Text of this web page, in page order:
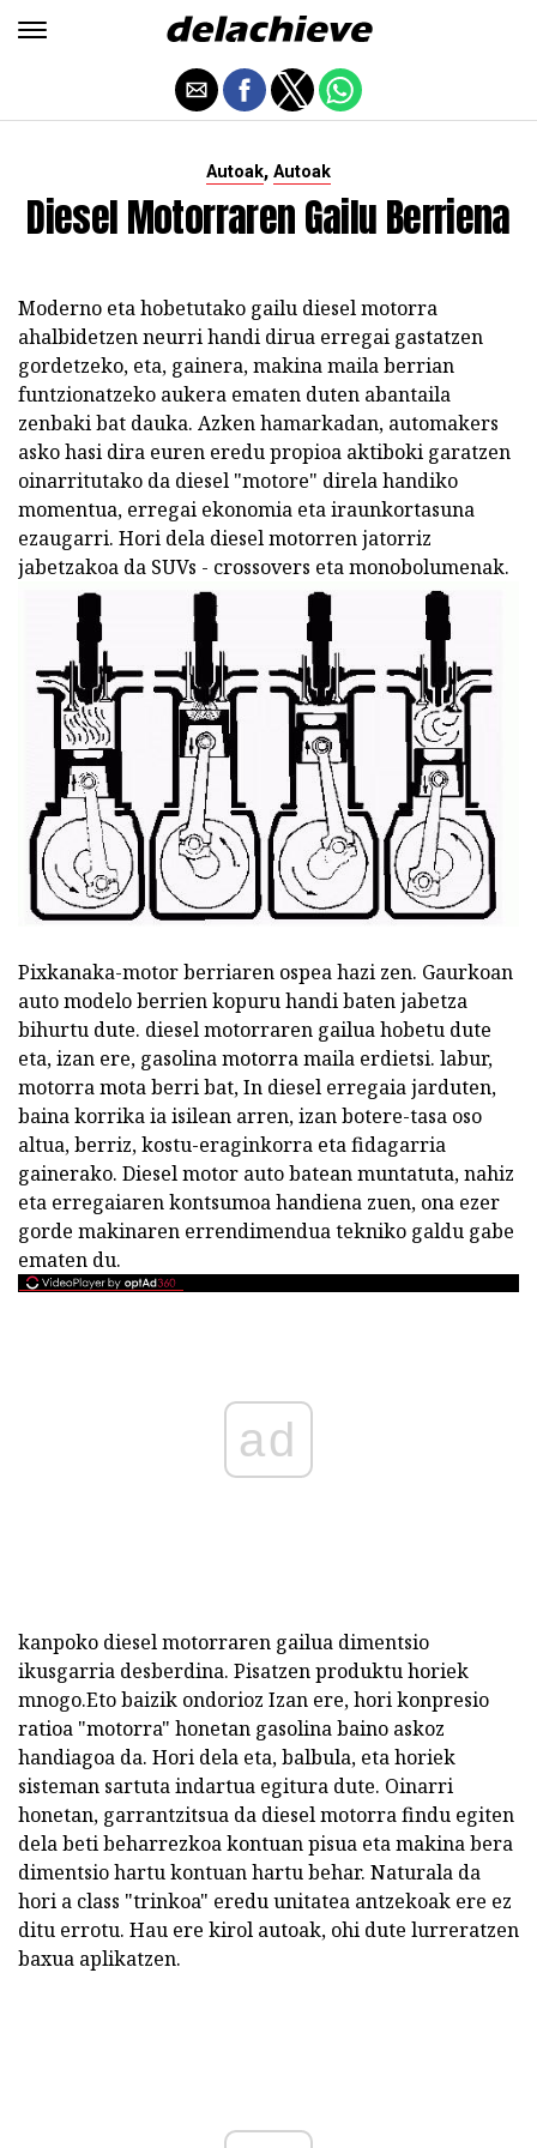
Autoak, Autoak
Diesel Motorraren Gailu Berriena
Moderno eta hobetutako gailu diesel motorra
ahalbidetzen neurri handi dirua erregai gastatzen
gordetzeko, eta, gainera, makina maila berrian
funtzionatzeko aukera ematen duten abantaila
zenbaki bat dauka. Azken hamarkadan, automakers
asko hasi dira euren eredu propioa aktiboki garatzen
oinarritutako da diesel "motore" direla handiko
momentua, erregai ekonomia eta iraunkortasuna
ezaugarri. Hori dela diesel motorren jatorriz
jabetzakoa da SUVs - crossovers eta monobolumenak.
Pixkanaka-motor berriaren ospea hazi zen. Gaurkoan
auto modelo berrien kopuru handi baten jabetza
bihurtu dute. diesel motorraren gailua hobetu dute
eta, izan ere, gasolina motorra maila erdietsi. labur,
motorra mota berri bat, In diesel erregaia jarduten,
baina korrika ia isilean arren, izan botere-tasa oso
altua, berriz, kostu-eraginkorra eta fidagarria
gainerako. Diesel motor auto batean muntatuta, nahiz
eta erregaiaren kontsumoa handiena zuen, ona ezer
gorde makinaren errendimendua tekniko galdu gabe
ematen du.
ad
kanpoko diesel motorraren gailua dimentsio
ikusgarria desberdina. Pisatzen produktu horiek
mnogo.Eto baizik ondorioz Izan ere, hori konpresio
ratioa "motorra" honetan gasolina baino askoz
handiagoa da. Hori dela eta, balbula, eta horiek
sisteman sartuta indartua egitura dute. Oinarri
honetan, garrantzitsua da diesel motorra findu egiten
dela beti beharrezkoa kontuan pisua eta makina bera
dimentsio hartu kontuan hartu behar. Naturala da
hori a class "trinkoa" eredu unitatea antzekoak ere ez
ditu errotu. Hau ere kirol autoak, ohi dute lurreratzen
baxua aplikatzen.